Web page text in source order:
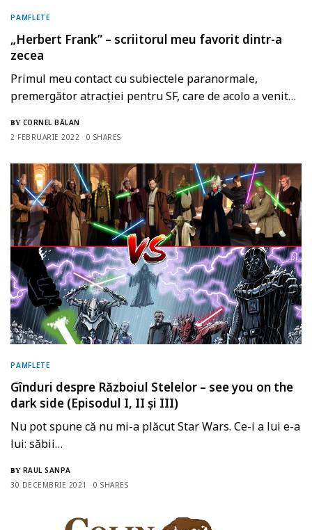
PAMFLETE
„Herbert Frank” – scriitorul meu favorit dintr-a
zecea
Primul meu contact cu subiectele paranormale,
premergător atracției pentru SF, care de acolo a venit…
BY CORNEL BĂLAN
2 FEBRUARIE 2022
0 SHARES
PAMFLETE
Gînduri despre Războiul Stelelor – see you on the
dark side (Episodul I, II și III)
Nu pot spune că nu mi-a plăcut Star Wars. Ce-i a lui e-a
lui: săbii…
BY RAUL SANPA
30 DECEMBRIE 2021
0 SHARES